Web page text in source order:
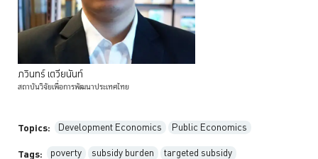
ภวินทร์เตวียนันท์
สถาบันวิจัยเพื่อการพัฒนาประเทศไทย
Topics: Development Economics Public Economics
Tags: poverty subsidy burden targeted subsidy